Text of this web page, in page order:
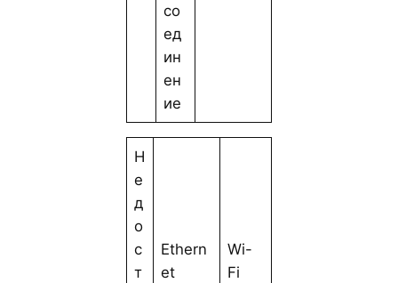
со
ед
ин
ен
ие
Н
е
д
о
с
т
Ethern
et
Wi-
Fi